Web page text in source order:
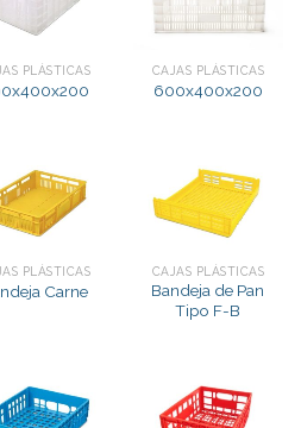
PLÁSTICAS CAJAS PLÁSTICAS
600x400x200
PLÁSTICAS
Carne
CAJAS PLÁSTICAS
Bandeja de Pan
Tipo F-B